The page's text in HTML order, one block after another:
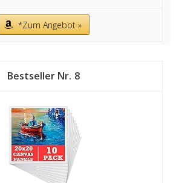
*Zum Angebot »
8